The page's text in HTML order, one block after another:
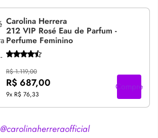
Carolina Herrera
212 VIP Rosé Eau de Parfum -
Perfume Feminino
R$ 1.119,00
R$ 687,00
9x R$ 76,33
Compre
@carolinaherreraofficial